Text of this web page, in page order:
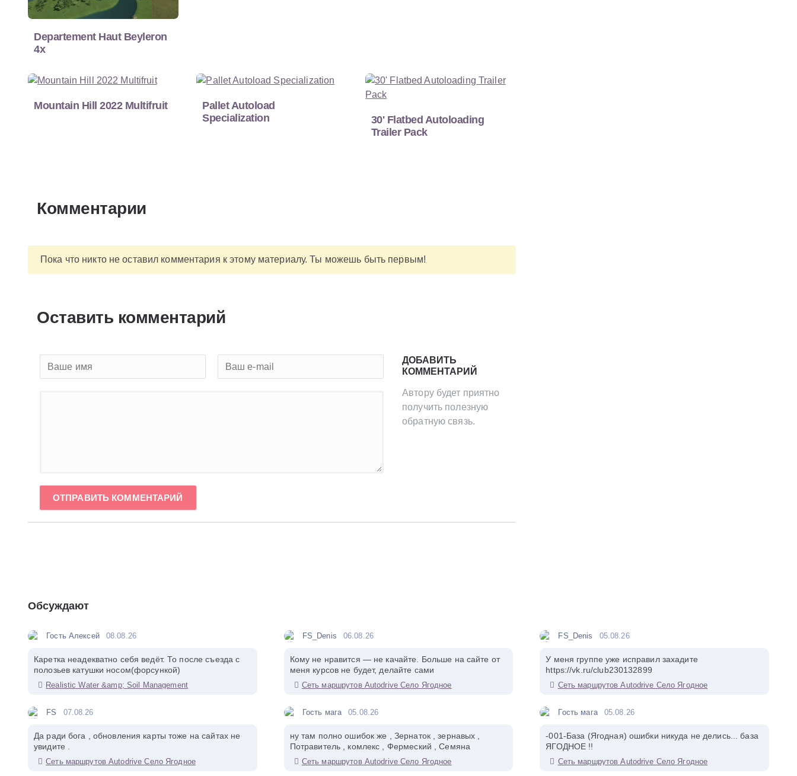
Departement Haut Beyleron
4x
Mountain Hill 2022 Multifruit
Pallet Autoload
Specialization
30' Flatbed Autoloading
Trailer Pack
Комментарии
Пока что никто не оставил комментария к этому материалу. Ты можешь быть первым!
Оставить комментарий
ДОБАВИТЬ
КОММЕНТАРИЙ
Автору будет приятно
получить полезную
обратную связь.
ОТПРАВИТЬ КОММЕНТАРИЙ
Обсуждают
Гость Алексей 08.08.26
Каретка неадекватно себя ведёт. То после съезда с
полозьев катушки носом(форсункой)
Realistic Water &amp; Soil Management
FS 07.08.26
Да ради бога , обновления карты тоже на сайтах не
увидите .
Сеть маршрутов Autodrive Село Ягодное
FS_Denis 06.08.26
Кому не нравится — не качайте. Больше на сайте от
меня курсов не будет, делайте сами
Сеть маршрутов Autodrive Село Ягодное
Гость мага 05.08.26
ну там полно ошибок же , Зернаток , зернавых ,
Потравитель , комлекс , Фермеский , Семяна
Сеть маршрутов Autodrive Село Ягодное
FS_Denis 05.08.26
У меня группе уже исправил захадите
https://vk.ru/club230132899
Сеть маршрутов Autodrive Село Ягодное
Гость мага 05.08.26
-001-База (Ягодная) ошибки никуда не делись... база
ЯГОДНОЕ !!
Сеть маршрутов Autodrive Село Ягодное